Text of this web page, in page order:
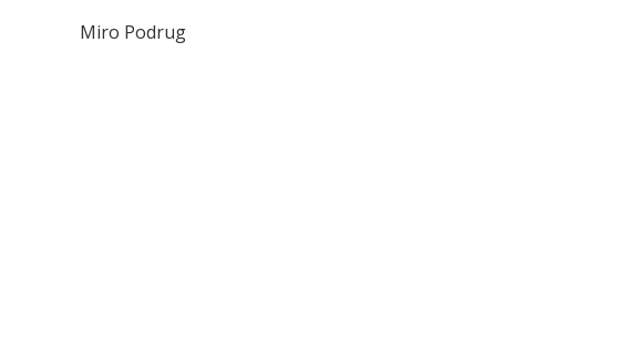
Miro Podrug